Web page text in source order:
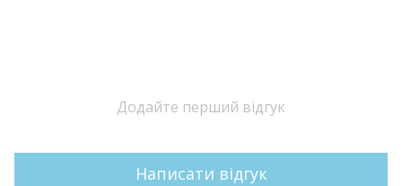
Додайте перший відгук
Написати відгук